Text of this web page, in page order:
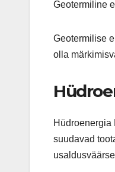
Geotermiline
Geotermilise
olla
Hüdroenergia
suudavad